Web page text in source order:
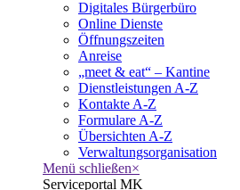
Digitales Bürgerbüro
Online Dienste
Öffnungszeiten
Anreise
„meet & eat“ – Kantine
Dienstleistungen A-Z
Kontakte A-Z
Formulare A-Z
Übersichten A-Z
Verwaltungsorganisation
Menü schließen×
Serviceportal MK